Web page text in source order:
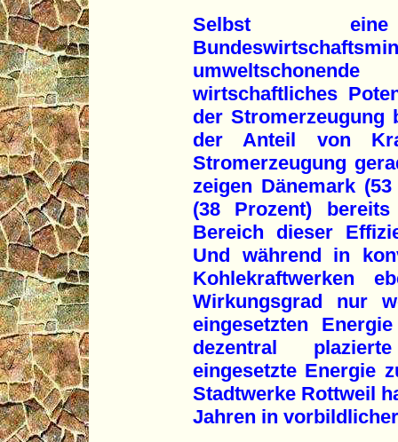
Selbst
umweltschonende
wirtschaftliches
der Stromerzeugung
der Anteil von
Stromerzeugung
zeigen Dänemark
(38 Prozent)
Bereich dieser
Und während in
Kohlekraftwerken
Wirkungsgrad nur
eingesetzten
dezentral
eingesetzte Energie
Stadtwerke Rottweil
Jahren in